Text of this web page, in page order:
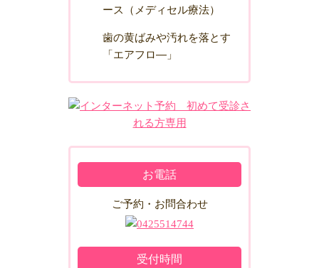
ース（メディセル療法）
歯の黄ばみや汚れを落とす
「エアフロ―」
お電話
ご予約・お問合わせ
受付時間